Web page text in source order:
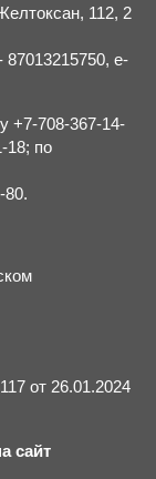
112, 2
e-
+7-708-367-14-
18; по
80.
от 26.01.2024
сайт